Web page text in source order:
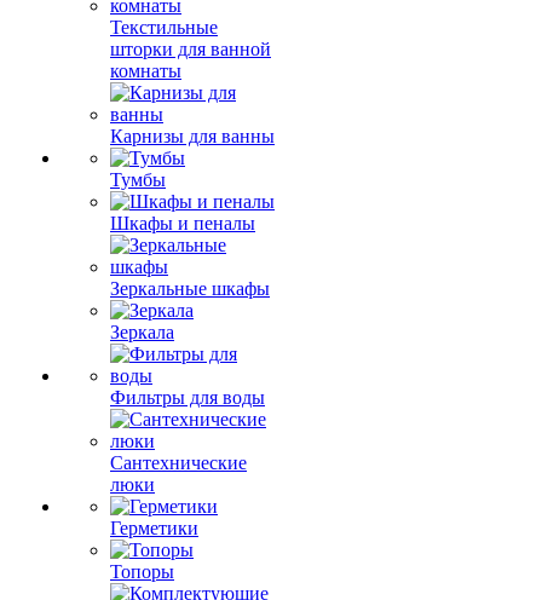
Текстильные
шторки для ванной
комнаты
Карнизы для ванны
Тумбы
Шкафы и пеналы
Зеркальные шкафы
Зеркала
Фильтры для воды
Сантехнические
люки
Герметики
Топоры